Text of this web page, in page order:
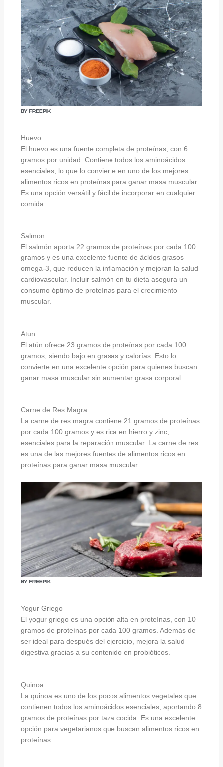
By Freepik
Huevo
El huevo es una fuente completa de proteínas, con 6
gramos por unidad. Contiene todos los aminoácidos
esenciales, lo que lo convierte en uno de los mejores
alimentos ricos en proteínas para ganar masa muscular.
Es una opción versátil y fácil de incorporar en cualquier
comida.
Salmon
El salmón aporta 22 gramos de proteínas por cada 100
gramos y es una excelente fuente de ácidos grasos
omega-3, que reducen la inflamación y mejoran la salud
cardiovascular. Incluir salmón en tu dieta asegura un
consumo óptimo de proteínas para el crecimiento
muscular.
Atun
El atún ofrece 23 gramos de proteínas por cada 100
gramos, siendo bajo en grasas y calorías. Esto lo
convierte en una excelente opción para quienes buscan
ganar masa muscular sin aumentar grasa corporal.
Carne de Res Magra
La carne de res magra contiene 21 gramos de proteínas
por cada 100 gramos y es rica en hierro y zinc,
esenciales para la reparación muscular. La carne de res
es una de las mejores fuentes de alimentos ricos en
proteínas para ganar masa muscular.
By Freepik
Yogur Griego
El yogur griego es una opción alta en proteínas, con 10
gramos de proteínas por cada 100 gramos. Además de
ser ideal para después del ejercicio, mejora la salud
digestiva gracias a su contenido en probióticos.
Quinoa
La quinoa es uno de los pocos alimentos vegetales que
contienen todos los aminoácidos esenciales, aportando 8
gramos de proteínas por taza cocida. Es una excelente
opción para vegetarianos que buscan alimentos ricos en
proteínas.